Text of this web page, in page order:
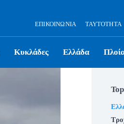
ΕΠΙΚΟΙΝΩΝΊΑ ΤΑΥΤΌΤΗΤΑ
Κυκλάδες Ελλάδα